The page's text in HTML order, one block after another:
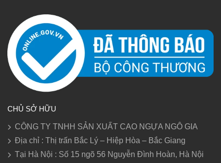
CHỦ SỞ HỮU
CÔNG TY TNHH SẢN XUẤT CAO NGỰA NGÔ GIA
Địa chỉ : Thị trấn Bắc Lý – Hiệp Hòa – Bắc Giang
Tại Hà Nội : Số 15 ngõ 56 Nguyễn Đình Hoàn, Hà Nội